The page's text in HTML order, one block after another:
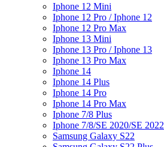
Iphone 12 Mini
Iphone 12 Pro / Iphone 12
Iphone 12 Pro Max
Iphone 13 Mini
Iphone 13 Pro / Iphone 13
Iphone 13 Pro Max
Iphone 14
Iphone 14 Plus
Iphone 14 Pro
Iphone 14 Pro Max
Iphone 7/8 Plus
Iphone 7/8/SE 2020/SE 2022
Samsung Galaxy S22